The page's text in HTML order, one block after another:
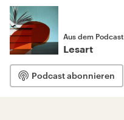
Aus dem Podcast
Lesart
Podcast abonnieren